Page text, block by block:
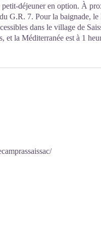
déjeuner en option. À
G.R. 7. Pour la baignade,
dans le village de
et la Méditerranée est à 1